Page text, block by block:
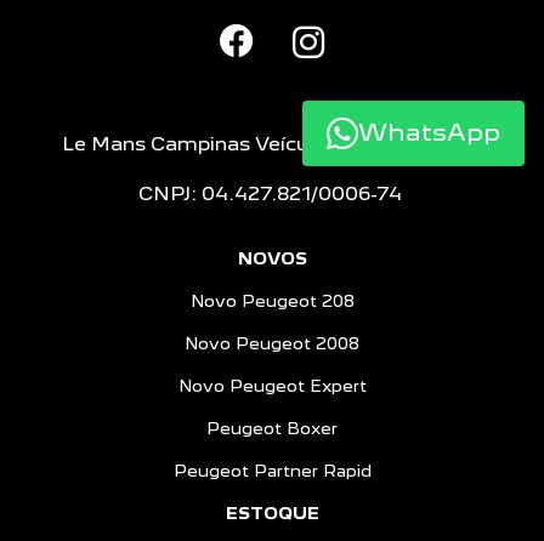
Le Mans Campinas Veículos e Peças LTDA
CNPJ: 04.427.821/0006-74
NOVOS
Novo Peugeot 208
Novo Peugeot 2008
Novo Peugeot Expert
Peugeot Boxer
Peugeot Partner Rapid
ESTOQUE
WhatsApp